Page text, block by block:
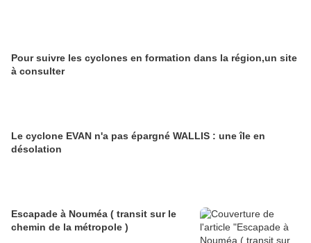
Pour suivre les cyclones en formation dans la région,un site
à consulter
Le cyclone EVAN n'a pas épargné WALLIS : une île en
désolation
Escapade à Nouméa ( transit sur le
chemin de la métropole )